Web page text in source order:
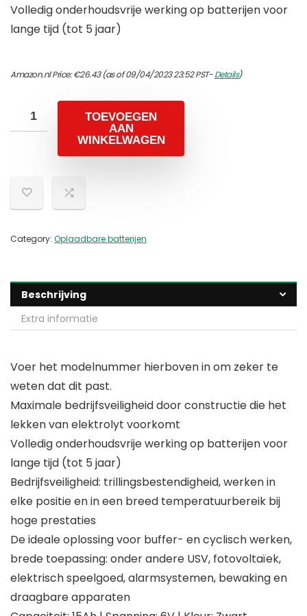
Volledig onderhoudsvrije werking op batterijen voor
lange tijd (tot 5 jaar)
Amazon.nl Price:€26.43(as of 09/04/2023 23:52 PST-Details)
TOEVOEGEN
AAN
WINKELWAGEN
Category: Oplaadbare batterijen
Beschrijving
Extra informatie
Voer het modelnummer hierboven in om zeker te
weten dat dit past.
Maximale bedrijfsveiligheid door constructie die het
lekken van elektrolyt voorkomt
Volledig onderhoudsvrije werking op batterijen voor
lange tijd (tot 5 jaar)
Bedrijfsveiligheid: trillingsbestendigheid, werken in
elke positie en in een breed temperatuurbereik bij
hoge prestaties
De ideale oplossing voor buffer- en cyclisch werken,
brede toepassing: onder andere USV, fotovoltaïek,
elektrisch speelgoed, alarmsystemen, bewaking en
draagbare apparaten